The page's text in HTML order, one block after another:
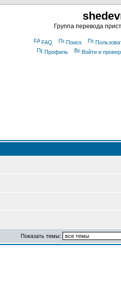
Группа перевода
FAQ Поиск
Профиль
Войти и
Показать темы: